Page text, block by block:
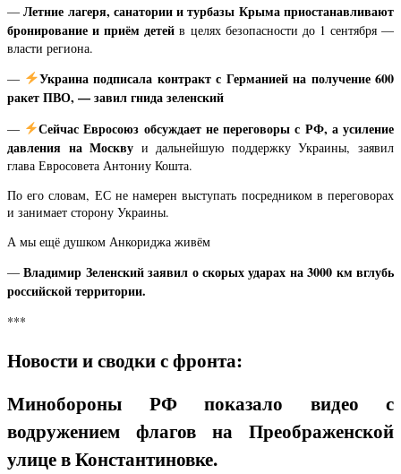
—Летние лагеря, санатории и турбазы Крыма приостанавливают
бронирование и приём детей в целях безопасности до 1 сентября —
власти региона.
—
Украина подписала контракт с Германией на получение 600
ракет ПВО, — завил гнида зеленский
—
Сейчас Евросоюз обсуждает не переговоры с РФ, а усиление
давления на Москву и дальнейшую поддержку Украины, заявил
глава Евросовета Антониу Кошта.
По его словам, ЕС не намерен выступать посредником в переговорах
и занимает сторону Украины.
А мы ещё душком Анкориджа живём
—Владимир Зеленский заявил о скорых ударах на 3000 км вглубь
российской территории.
***
Новости и сводки с фронта:
Минобороны РФ показало видео с
водружением флагов на Преображенской
улице в Константиновке.